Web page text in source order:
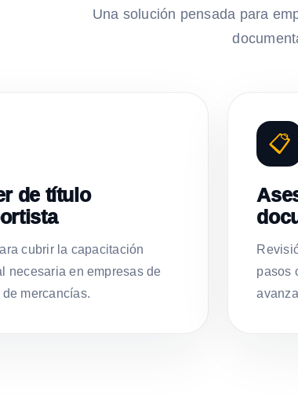
Una solución pensada para
de título
cubrir la capacitación
necesaria en empresas de
mercancías.
📋
pasos